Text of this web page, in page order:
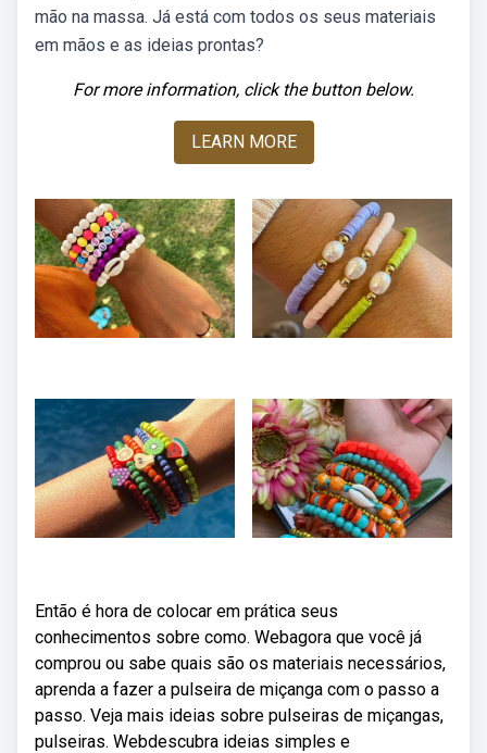
mão na massa. Já está com todos os seus materiais
em mãos e as ideias prontas?
For more information, click the button below.
LEARN MORE
Então é hora de colocar em prática seus
conhecimentos sobre como. Webagora que você já
comprou ou sabe quais são os materiais necessários,
aprenda a fazer a pulseira de miçanga com o passo a
passo. Veja mais ideias sobre pulseiras de miçangas,
pulseiras. Webdescubra ideias simples e